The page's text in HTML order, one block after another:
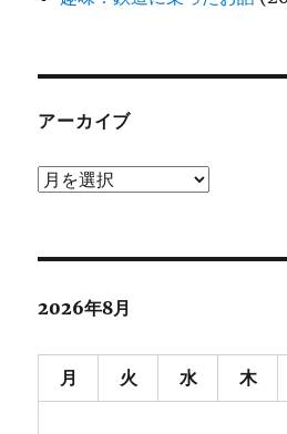
アーカイブ
ア
ブ
2026年8月
月 火 水 木